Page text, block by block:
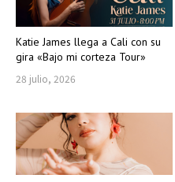
Katie James llega a Cali con su
gira «Bajo mi corteza Tour»
28 julio, 2026